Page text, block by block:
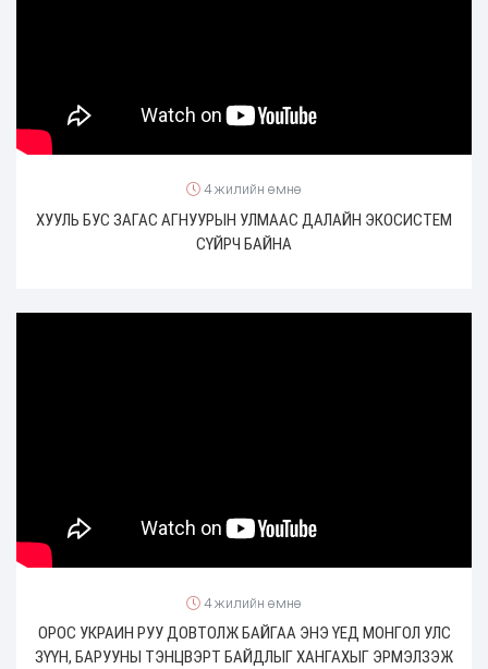
4 жилийн өмнө
ХУУЛЬ БУС ЗАГАС АГНУУРЫН УЛМААС ДАЛАЙН ЭКОСИСТЕМ
СҮЙРЧ БАЙНА
4 жилийн өмнө
ОРОС УКРАИН РУУ ДОВТОЛЖ БАЙГАА ЭНЭ ҮЕД МОНГОЛ УЛС
ЗҮҮН, БАРУУНЫ ТЭНЦВЭРТ БАЙДЛЫГ ХАНГАХЫГ ЭРМЭЛЗЭЖ